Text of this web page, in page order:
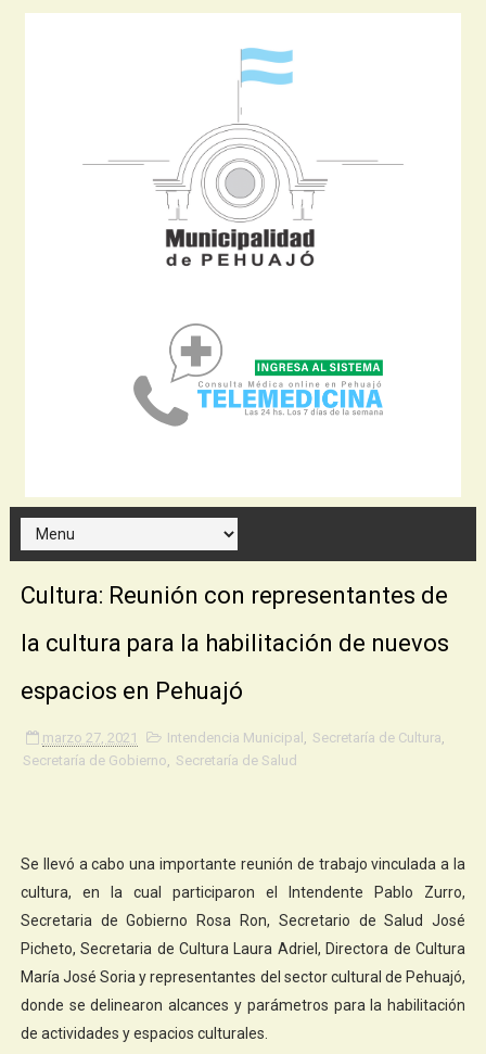
Cultura: Reunión con representantes de
la cultura para la habilitación de nuevos
espacios en Pehuajó
marzo 27, 2021 Intendencia Municipal Secretaría de Cultura
Secretaría de Gobierno
Secretaría de Salud
Se llevó a cabo una importante reunión de trabajo vinculada a la
cultura, en la cual participaron el Intendente Pablo Zurro,
Secretaria de Gobierno Rosa Ron, Secretario de Salud José
Picheto, Secretaria de Cultura Laura Adriel, Directora de Cultura
María José Soria y representantes del sector cultural de Pehuajó,
donde se delinearon alcances y parámetros para la habilitación
de actividades y espacios culturales.